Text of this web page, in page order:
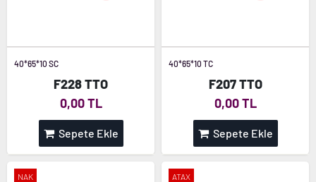
40*65*10 SC
F228 TTO
0,00 TL
Sepete Ekle
40*65*10 TC
F207 TTO
0,00 TL
Sepete Ekle
NAK ATAX